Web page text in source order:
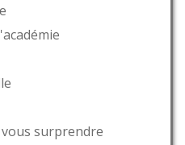
surprendre